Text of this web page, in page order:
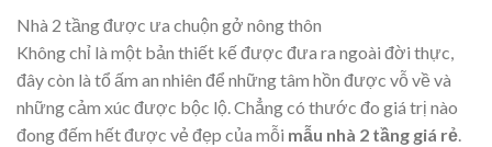
Nhà 2 tầng được ưa chuộn gở nông thôn
Không chỉ là một bản thiết kế được đưa ra ngoài đời thực,
đây còn là tổ ấm an nhiên để những tâm hồn được vỗ về và
những cảm xúc được bộc lộ. Chẳng có thước đo giá trị nào
đong đếm hết được vẻ đẹp của mỗi mẫu nhà 2 tầng giá rẻ.